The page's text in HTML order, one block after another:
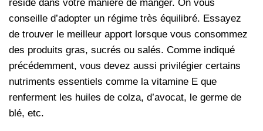
réside dans votre manière de manger. On vous
conseille d’adopter un régime très équilibré. Essayez
de trouver le meilleur apport lorsque vous consommez
des produits gras, sucrés ou salés. Comme indiqué
précédemment, vous devez aussi privilégier certains
nutriments essentiels comme la vitamine E que
renferment les huiles de colza, d’avocat, le germe de
blé, etc.